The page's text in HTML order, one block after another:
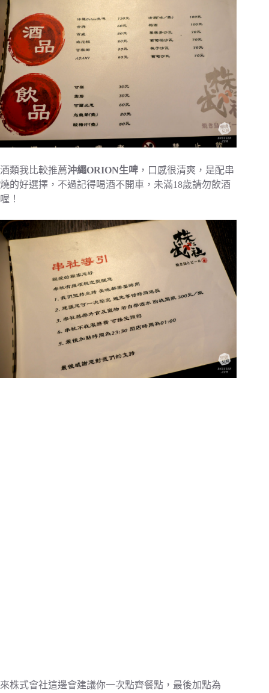
酒類我比較推薦沖繩ORION生啤 ，口感很清爽，是配串
燒的好選擇，不過記得喝酒不開車，未滿18歲請勿飲酒
喔！
來株式會社這邊會建議你一次點齊餐點，最後加點為